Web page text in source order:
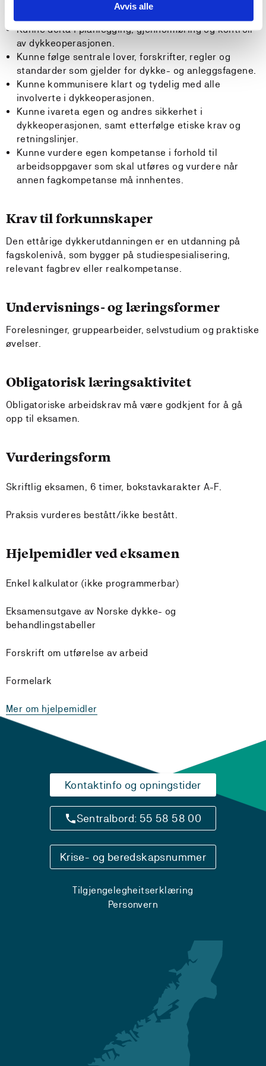
Avvis alle
Kunne delta i planlegging, gjennomføring og kontroll
av dykkeoperasjonen.
Kunne følge sentrale lover, forskrifter, regler og
standarder som gjelder for dykke- og anleggsfagene.
Kunne kommunisere klart og tydelig med alle
involverte i dykkeoperasjonen.
Kunne ivareta egen og andres sikkerhet i
dykkeoperasjonen, samt etterfølge etiske krav og
retningslinjer.
Kunne vurdere egen kompetanse i forhold til
arbeidsoppgaver som skal utføres og vurdere når
annen fagkompetanse må innhentes.
Krav til forkunnskaper
Den ettårige dykkerutdanningen er en utdanning på
fagskolenivå, som bygger på studiespesialisering,
relevant fagbrev eller realkompetanse.
Undervisnings- og læringsformer
Forelesninger, gruppearbeider, selvstudium og praktiske
øvelser.
Obligatorisk læringsaktivitet
Obligatoriske arbeidskrav må være godkjent for å gå
opp til eksamen.
Vurderingsform
Skriftlig eksamen, 6 timer, bokstavkarakter A-F.
Praksis vurderes bestått/ikke bestått.
Hjelpemidler ved eksamen
Enkel kalkulator (ikke programmerbar)
Eksamensutgave av Norske dykke- og
behandlingstabeller
Forskrift om utførelse av arbeid
Formelark
Mer om hjelpemidler
Kontaktinfo og opningstider
Sentralbord: 55 58 58 00
Krise- og beredskapsnummer
Tilgjengelegheitserklæring
Personvern